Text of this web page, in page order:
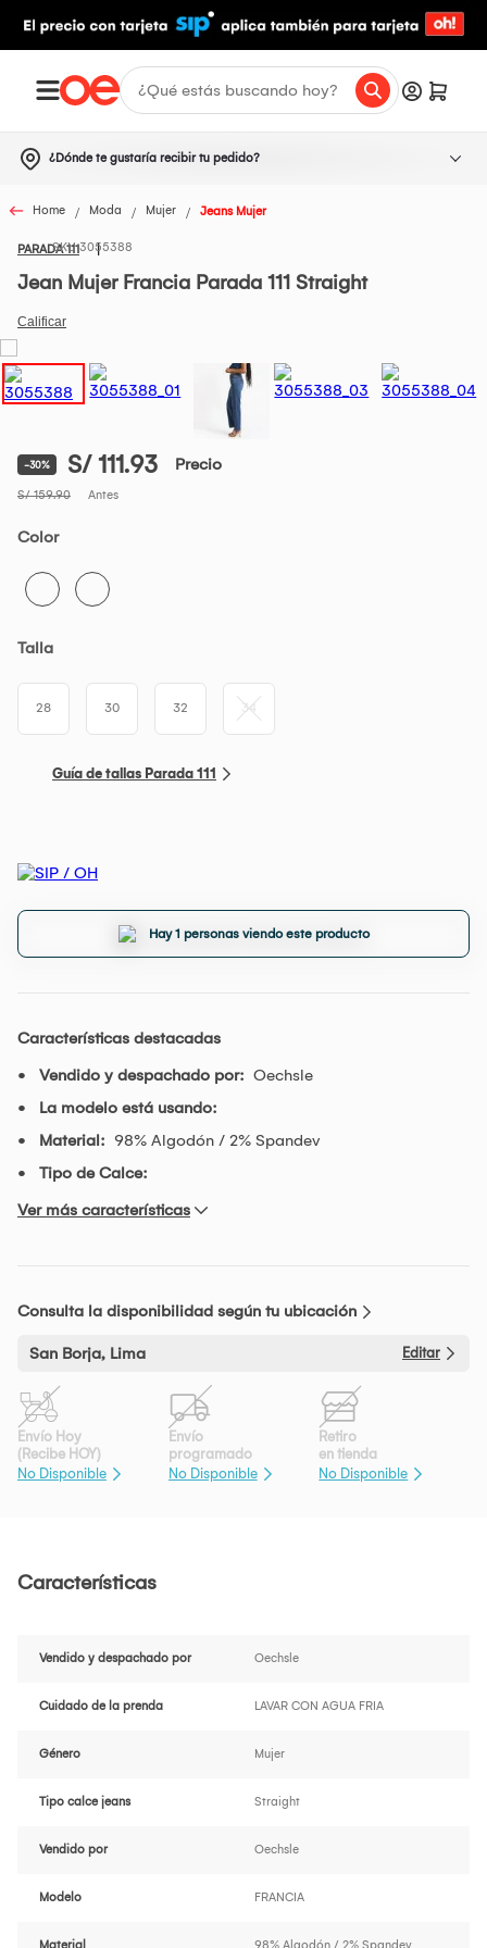
¿Dónde te gustaría recibir tu pedido?
Home Moda Mujer Jeans Mujer
PARADA 1113055388
Jean Mujer Francia Parada 111 Straight
-30% S/ 111.93 Precio
S/ 159.90 Antes
Color
Talla
28 30 32 34
Guía de tallas Parada 111
Hay 1 personas viendo este producto
Características destacadas
Vendido y despachado por: Oechsle
La modelo está usando:
Material: 98% Algodón / 2% Spandev
Tipo de Calce:
Ver más características
Consulta la disponibilidad según tu ubicación
San Borja, Lima Editar
Envío Hoy
(Recibe HOY)
No Disponible
Envío
programado
No Disponible
Retiro
en tienda
No Disponible
Características
Vendido y despachado por Oechsle
Cuidado de la prenda LAVAR CON AGUA FRIA
Género Mujer
Tipo calce jeans Straight
Vendido por Oechsle
Modelo FRANCIA